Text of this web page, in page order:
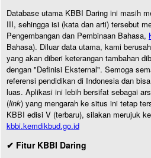
Database utama KBBI Daring ini masih
III, sehingga isi (kata dan arti) tersebut
Pengembangan dan Pembinaan Bahasa,
Bahasa). Diluar data utama, kami
yang akan diberi keterangan tambahan
dengan "Definisi Eksternal". Semoga
referensi pendidikan di Indonesia dan
luas. Aplikasi ini lebih bersifat sebagai
(link) yang mengarah ke situs ini tetap
KBBI edisi V (terbaru), silakan merujuk
kbbi.kemdikbud.go.id
✔ Fitur KBBI Daring